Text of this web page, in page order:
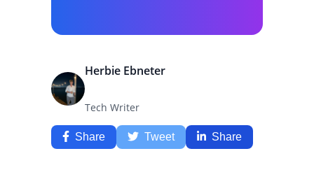
Herbie Ebneter
Tech Writer
Share Tweet Share